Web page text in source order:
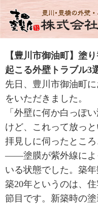
【豊川市御油町】塗
起こる外壁トラブル3
先日、豊川市御油町
をいただきました。
「外壁に何か白っぽ
けど、これって放っと
拝見しに伺ったとこ
——塗膜が紫外線によ
いる状態でした。築
築20年というのは、
節目です。新築時の